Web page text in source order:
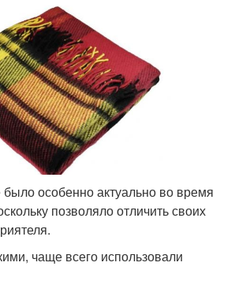
особенно актуально во время
позволяло отличить своих
чаще всего использовали